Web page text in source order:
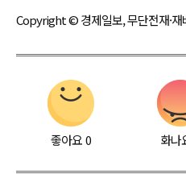
Copyright © 경제일보, 무단전재·재
좋아요0 화나